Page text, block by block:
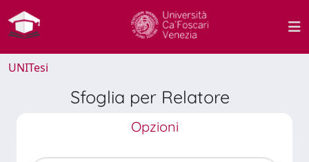
UNITesi
Sfoglia per Relatore
Opzioni